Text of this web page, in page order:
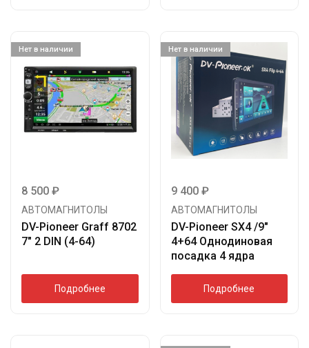
Нет в наличии
8 500 ₽
АВТОМАГНИТОЛЫ
DV-Pioneer Graff 8702
7″ 2 DIN (4-64)
Подробнее
Нет в наличии
9 400 ₽
АВТОМАГНИТОЛЫ
DV-Pioneer SX4 /9″
4+64 Однодиновая
посадка 4 ядра
Подробнее